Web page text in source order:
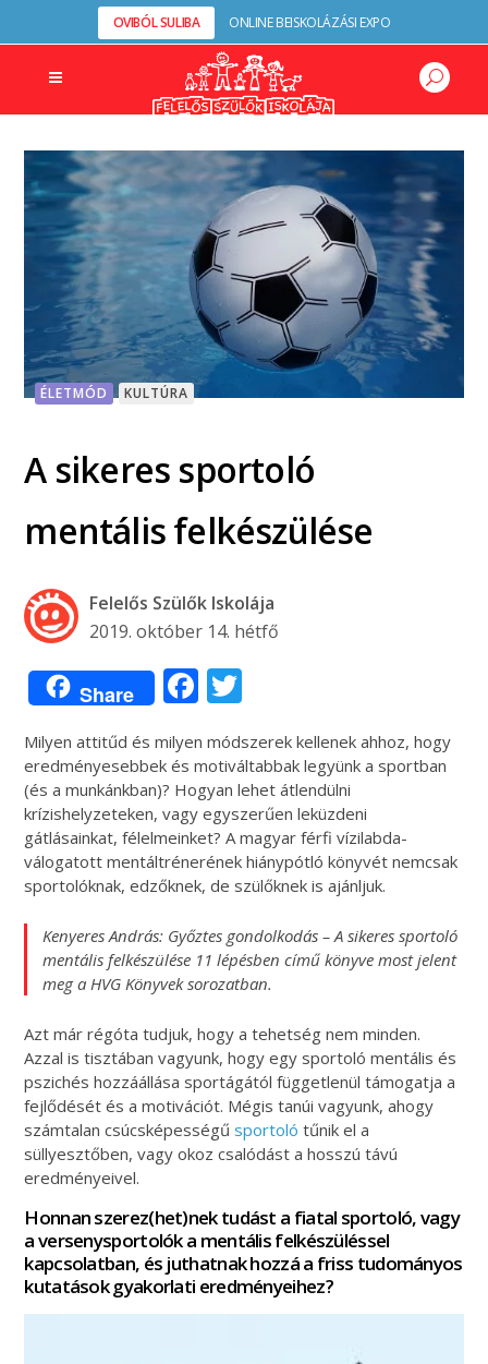
OVIBÓL SULIBA ONLINE BEISKOLÁZÁSI EXPO
ÉLETMÓD KULTÚRA
A sikeres sportoló
mentális felkészülése
Felelős Szülők Iskolája
2019. október 14. hétfő
Share Facebook
Milyen attitűd és milyen módszerek kellenek ahhoz, hogy
eredményesebbek és motiváltabbak legyünk a sportban
(és a munkánkban)? Hogyan lehet átlendülni
krízishelyzeteken, vagy egyszerűen leküzdeni
gátlásainkat, félelmeinket? A magyar férfi vízilabda-
válogatott mentáltrénerének hiánypótló könyvét nemcsak
sportolóknak, edzőknek, de szülőknek is ajánljuk.
Kenyeres András: Győztes gondolkodás – A sikeres sportoló
mentális felkészülése 11 lépésben című könyve most jelent
meg a HVG Könyvek sorozatban.
Azt már régóta tudjuk, hogy a tehetség nem minden.
Azzal is tisztában vagyunk, hogy egy sportoló mentális és
pszichés hozzáállása sportágától függetlenül támogatja a
fejlődését és a motivációt. Mégis tanúi vagyunk, ahogy
számtalan csúcsképességűsportoló tűnik el a
süllyesztőben, vagy okoz csalódást a hosszú távú
eredményeivel.
Honnan szerez(het)nek tudást a fiatal sportoló, vagy
a versenysportolók a mentális felkészüléssel
kapcsolatban, és juthatnak hozzá a friss tudományos
kutatások gyakorlati eredményeihez?